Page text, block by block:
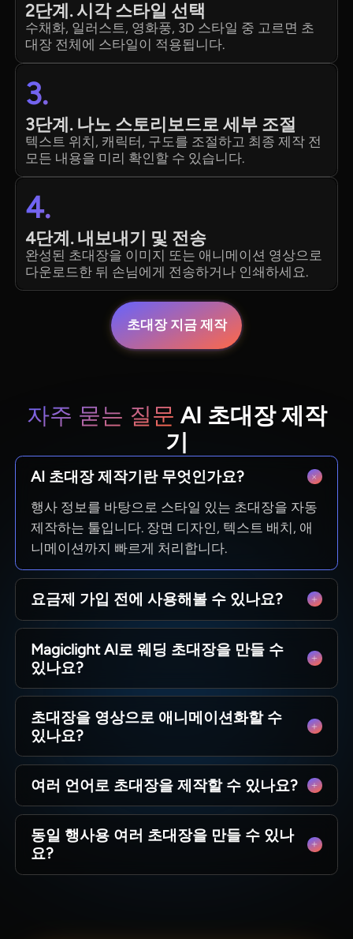
2단계. 시각 스타일 선택
수채화, 일러스트, 영화풍, 3D 스타일 중 고르면 초
대장 전체에 스타일이 적용됩니다.
3.
3단계. 나노 스토리보드로 세부 조절
텍스트 위치, 캐릭터, 구도를 조절하고 최종 제작 전
모든 내용을 미리 확인할 수 있습니다.
4.
4단계. 내보내기 및 전송
완성된 초대장을 이미지 또는 애니메이션 영상으로
다운로드한 뒤 손님에게 전송하거나 인쇄하세요.
초대장 지금 제작
자주 묻는 질문 AI 초대장 제작
기
AI 초대장 제작기란 무엇인가요?
행사 정보를 바탕으로 스타일 있는 초대장을 자동
제작하는 툴입니다. 장면 디자인, 텍스트 배치, 애
니메이션까지 빠르게 처리합니다.
요금제 가입 전에 사용해볼 수 있나요?
네, 요금제 선택 전 무료로 이용 가능합니다. 제작
가능 용량과 기능을 확인한 뒤 서비스를 이용하세
요.
Magiclight AI로 웨딩 초대장을 만들 수
있나요?
물론입니다. 이름, 날짜, 장소와 테마를 입력하면
개인 맞춤형 웨딩 초대장을 제작할 수 있습니다.
초대장을 영상으로 애니메이션화할 수
있나요?
완성된 초대장에 모션 효과를 적용해 짧은 공개 영
상으로 제작할 수 있으며, 손님에게 공유하기 편리
합니다.
여러 언어로 초대장을 제작할 수 있나요?
11개 언어를 지원해 다국적 손님을 위한 텍스트와
음성 초대장을 별도 디자인 없이 제작할 수 있습니
다.
동일 행사용 여러 초대장을 만들 수 있나
요?